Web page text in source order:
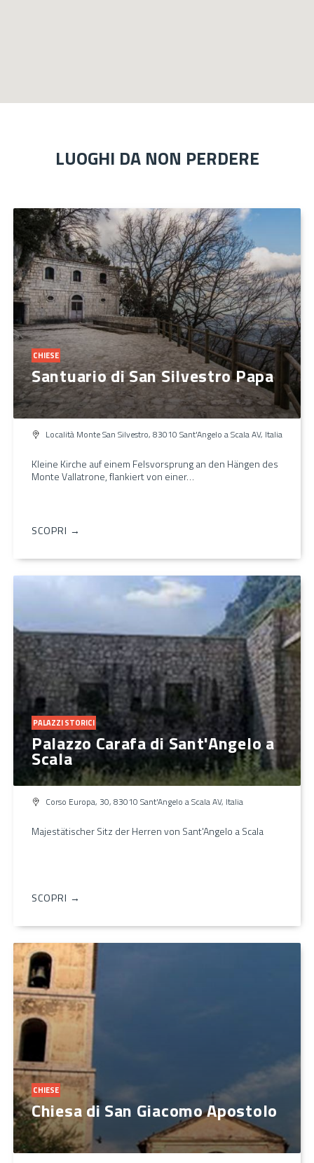
LUOGHI DA NON PERDERE
CHIESE
Santuario di San Silvestro Papa
Località Monte San Silvestro, 83010 Sant'Angelo a Scala AV, Italia
Kleine Kirche auf einem Felsvorsprung an den Hängen des
Monte Vallatrone, flankiert von einer…
SCOPRI →
PALAZZI STORICI
Palazzo Carafa di Sant'Angelo a
Scala
Corso Europa, 30, 83010 Sant'Angelo a Scala AV, Italia
Majestätischer Sitz der Herren von Sant'Angelo a Scala
SCOPRI →
CHIESE
Chiesa di San Giacomo Apostolo